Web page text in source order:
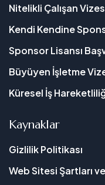
Nitelikli Çalışan
Kendi Kendine
Sponsor Lisansı
Büyüyen İşletme
Küresel İş
Kaynaklar
Gizlilik Politikası
Web Sitesi Şartları